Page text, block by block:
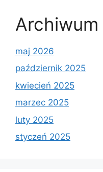
Archiwum
maj 2026
październik 2025
kwiecień 2025
marzec 2025
luty 2025
styczeń 2025